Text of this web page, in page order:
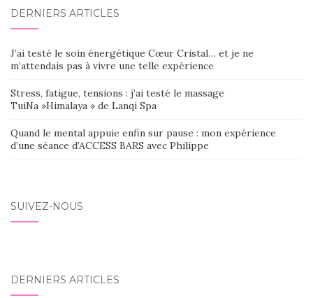
SEIN
DES
ARTICLES
DERNIERS ARTICLES
J’ai testé le soin énergétique Cœur Cristal… et je ne
m’attendais pas à vivre une telle expérience
Stress, fatigue, tensions : j’ai testé le massage
TuiNa »Himalaya » de Lanqi Spa
Quand le mental appuie enfin sur pause : mon expérience
d’une séance d’ACCESS BARS avec Philippe
SUIVEZ-NOUS
DERNIERS ARTICLES